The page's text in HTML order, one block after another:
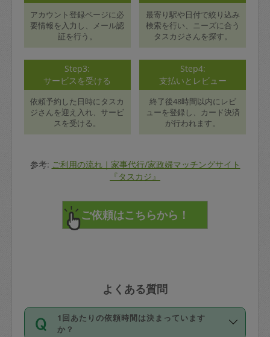
アカウント登録ページに必
要情報を入力し、メール認
証を行う。
最寄り駅や日付で絞り込み
検索を行い、ニーズに合う
タスカジさんを探す。
Step3:
サービスを受ける
依頼予約した日時にタスカ
ジさんを迎え入れ、サービ
スを受ける。
Step4:
支払いとレビュー
終了後48時間以内にレビ
ューを登録し、カード決済
が行われます。
参考: ご利用の流れ｜家事代行/家政婦マッチングサイト
『タスカジ』
よくある質問
1回あたりの依頼時間は決まっています
か？